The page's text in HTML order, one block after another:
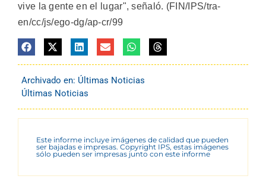
vive la gente en el lugar", señaló. (FIN/IPS/tra-
en/cc/js/ego-dg/ap-cr/99
Archivado en: Últimas Noticias
Últimas Noticias
Este informe incluye imágenes de calidad que pueden
ser bajadas e impresas. Copyright IPS, estas imágenes
sólo pueden ser impresas junto con este informe